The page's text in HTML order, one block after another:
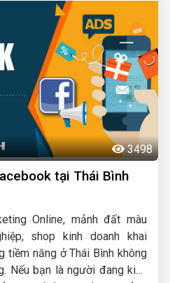
3498
tại Thái Bình
Online, mảnh đất màu
shop kinh doanh khai
tiềm năng ở Thái Bình không
Nếu bạn là người đang kinh